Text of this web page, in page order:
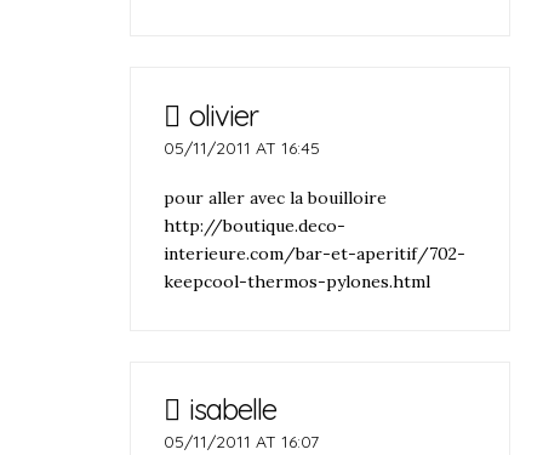
olivier
05/11/2011 AT 16:45
pour aller avec la bouilloire
http://boutique.deco-
interieure.com/bar-et-aperitif/702-
keepcool-thermos-pylones.html
isabelle
05/11/2011 AT 16:07